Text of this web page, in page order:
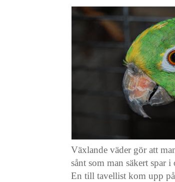
Växlande väder gör att
sånt som man säkert spar i
En till tavellist kom upp på